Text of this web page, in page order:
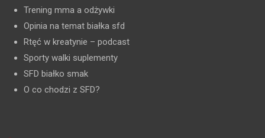
Trening mma a odżywki
Opinia na temat białka sfd
Rtęć w kreatynie – podcast
Sporty walki suplementy
SFD białko smak
O co chodzi z SFD?